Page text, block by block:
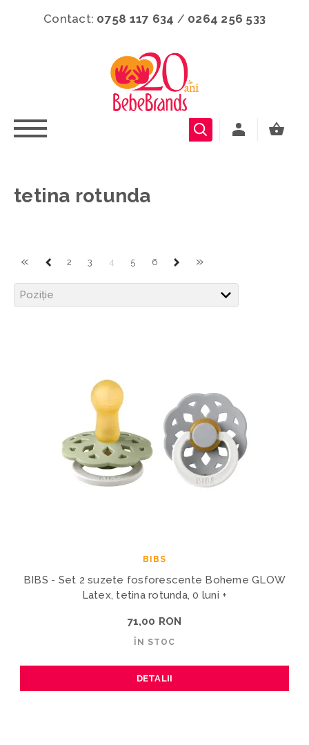
Contact: 0758 117 634 / 0264 256 533
tetina rotunda
« 2 3 4 5 6 »
BIBS
BIBS - Set 2 suzete fosforescente Boheme GLOW
Latex, tetina rotunda, 0 luni +
71,00 RON
ÎN STOC
DETALII